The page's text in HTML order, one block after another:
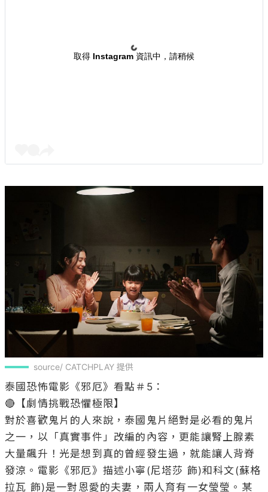
取得 Instagram 資訊中，請稍候
source/ CATCHPLAY 提供
泰國恐怖電影《邪厄》看點＃5：
🔴【劇情挑戰恐懼極限】
對於喜歡鬼片的人來說，泰國鬼片絕對是必看的鬼片
之一，以「真實事件」改編的內容，更能讓腎上腺素
大量飆升！光是想到真的曾經發生過，就能讓人背脊
發涼。電影《邪厄》描述小寧(尼塔莎 飾)和科文(蘇格
拉瓦 飾)是一對恩愛的夫妻，兩人育有一女瑩瑩。某